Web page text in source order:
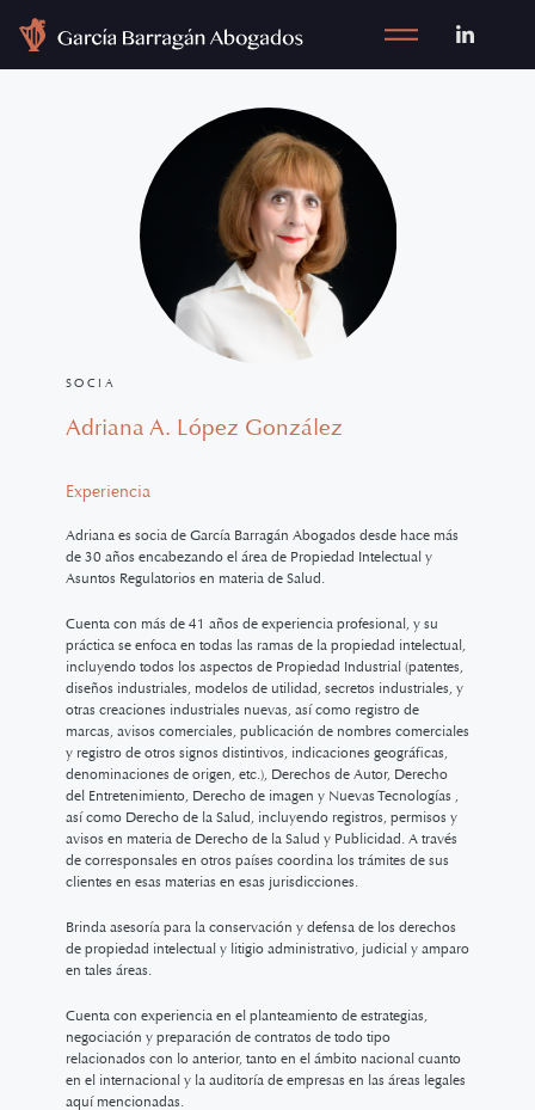
SOCIA
Adriana A. López González
Experiencia
Adriana es socia de García Barragán Abogados desde hace más
de 30 años encabezando el área de Propiedad Intelectual y
Asuntos Regulatorios en materia de Salud.
Cuenta con más de 41 años de experiencia profesional, y su
práctica se enfoca en todas las ramas de la propiedad intelectual,
incluyendo todos los aspectos de Propiedad Industrial (patentes,
diseños industriales, modelos de utilidad, secretos industriales, y
otras creaciones industriales nuevas, así como registro de
marcas, avisos comerciales, publicación de nombres comerciales
y registro de otros signos distintivos, indicaciones geográficas,
denominaciones de origen, etc.), Derechos de Autor, Derecho
del Entretenimiento, Derecho de imagen y Nuevas Tecnologías ,
así como Derecho de la Salud, incluyendo registros, permisos y
avisos en materia de Derecho de la Salud y Publicidad. A través
de corresponsales en otros países coordina los trámites de sus
clientes en esas materias en esas jurisdicciones.
Brinda asesoría para la conservación y defensa de los derechos
de propiedad intelectual y litigio administrativo, judicial y amparo
en tales áreas.
Cuenta con experiencia en el planteamiento de estrategias,
negociación y preparación de contratos de todo tipo
relacionados con lo anterior, tanto en el ámbito nacional cuanto
en el internacional y la auditoría de empresas en las áreas legales
aquí mencionadas.